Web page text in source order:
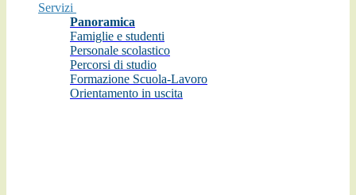
Servizi
Panoramica
Famiglie e studenti
Personale scolastico
Percorsi di studio
Formazione Scuola-Lavoro
Orientamento in uscita